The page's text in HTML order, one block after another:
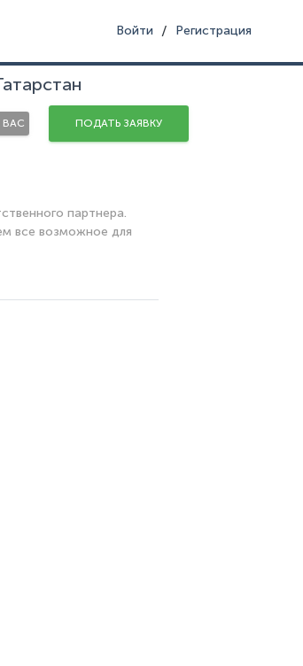
Войти / Регистрация
ПОДАТЬ ЗАЯВКУ
партнера.
все возможное для